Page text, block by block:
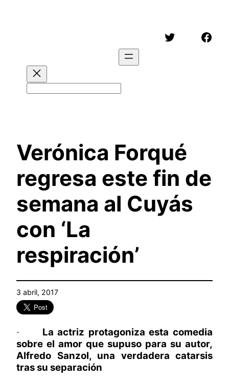
Twitter
Verónica Forqué
regresa este fin de
semana al Cuyás
con ‘La
respiración’
3 abril, 2017
·
La actriz protagoniza esta comedia
sobre el amor que supuso para su autor,
Alfredo Sanzol, una verdadera catarsis
tras su separación